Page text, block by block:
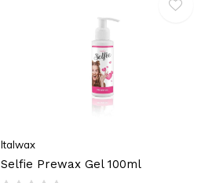
Italwax
Selfie Prewax Gel 100ml